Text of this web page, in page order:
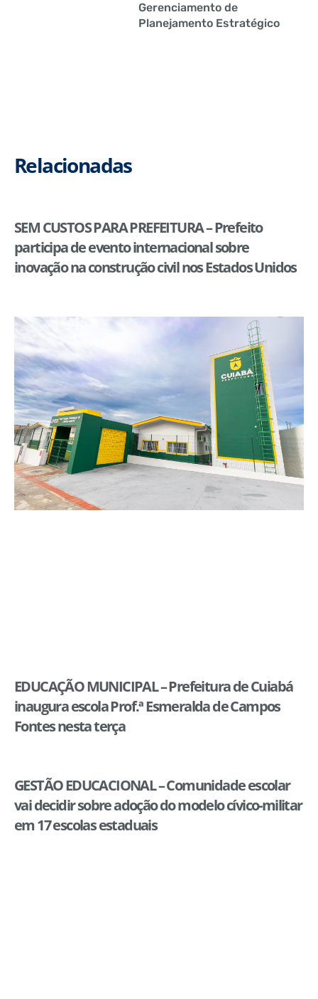
Gerenciamento de
Planejamento Estratégico
Relacionadas
SEM CUSTOS PARA PREFEITURA – Prefeito
participa de evento internacional sobre
inovação na construção civil nos Estados Unidos
EDUCAÇÃO MUNICIPAL – Prefeitura de Cuiabá
inaugura escola Prof.ª Esmeralda de Campos
Fontes nesta terça
GESTÃO EDUCACIONAL – Comunidade escolar
vai decidir sobre adoção do modelo cívico-militar
em 17 escolas estaduais